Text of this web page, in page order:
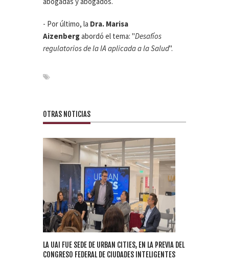
- Por último, la Dra. Marisa
Aizenbergabordó el tema: "Desafíos
regulatorios de la IA aplicada a la Salud".
OTRAS NOTICIAS
LA UAI FUE SEDE DE URBAN CITIES, EN LA PREVIA DEL
CONGRESO FEDERAL DE CIUDADES INTELIGENTES